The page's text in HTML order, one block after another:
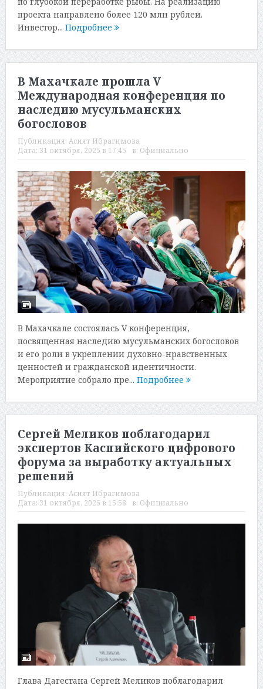
проекта направлено более 120 млн рублей.
Инвестор... Подробнее
В Махачкале прошла V
Международная конференция по
наследию мусульманских
богословов
Публикация: Асият Ибрагимова
Дата: 31 октября, 2025 в 17:45 в: Официально
В Махачкале состоялась V конференция,
посвященная наследию мусульманских богословов
и его роли в укреплении духовно-нравственных
ценностей и гражданской идентичности.
Мероприятие собрало пре... Подробнее
Сергей Меликов поблагодарил
экспертов Каспийского цифрового
форума за выработку актуальных
решений
Публикация: Асият Ибрагимова
Дата: 31 октября, 2025 в 15:58 в: Официально
Глава Дагестана Сергей Меликов поблагодарил